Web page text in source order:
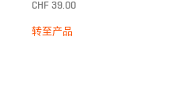
mit
von 5
CHF 39.00
转至产品